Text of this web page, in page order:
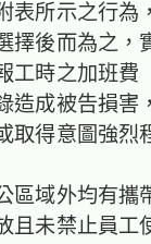
表所示之行為
擇後而為之，
工時之加班費
造成被告損害
取得意圖強烈
域外均有攜
且未禁止員工